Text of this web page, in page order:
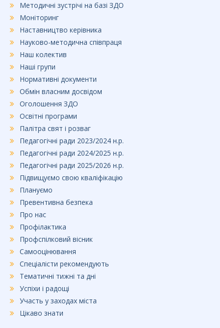
Методичні зустрічі на базі ЗДО
Моніторинг
Наставництво керівника
Науково-методична співпраця
Наш колектив
Наші групи
Нормативні документи
Обмін власним досвідом
Оголошення ЗДО
Освітні програми
Палітра свят і розваг
Педагогічні ради 2023/2024 н.р.
Педагогічні ради 2024/2025 н.р.
Педагогічні ради 2025/2026 н.р.
Підвищуємо свою кваліфікацію
Плануємо
Превентивна безпека
Про нас
Профілактика
Профспілковий вісник
Самооцінювання
Спеціалісти рекомендують
Тематичні тижні та дні
Успіхи і радощі
Участь у заходах міста
Цікаво знати